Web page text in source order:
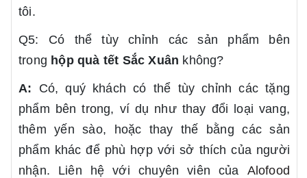
tôi.
Q5: Có thể tùy chỉnh các sản phẩm bên
trong hộp quà tết Sắc Xuân không?
A: Có, quý khách có thể tùy chỉnh các tặng
phẩm bên trong, ví dụ như thay đổi loại vang,
thêm yến sào, hoặc thay thế bằng các sản
phẩm khác để phù hợp với sở thích của người
nhận. Liên hệ với chuyên viên của Alofood